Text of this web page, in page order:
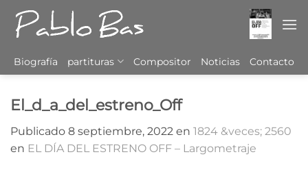
Saltar
contenido
Biografía partituras Compositor Noticias Contacto
El_d_a_del_estreno_Off
Publicado 8 septiembre, 2022 en 1824 &veces; 2560
en EL DÍA DEL ESTRENO OFF – Largometraje